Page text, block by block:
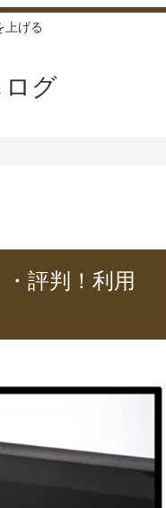
上げる
ログ
評判！利用